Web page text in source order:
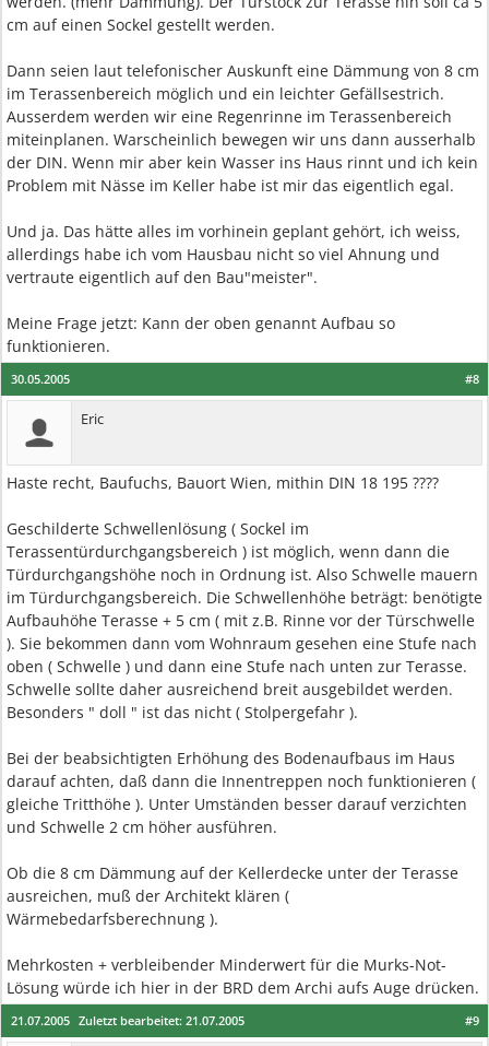
cm auf einen Sockel gestellt werden.
Dann seien laut telefonischer Auskunft eine Dämmung von 8 cm
im Terassenbereich möglich und ein leichter Gefällsestrich.
Ausserdem werden wir eine Regenrinne im Terassenbereich
miteinplanen. Warscheinlich bewegen wir uns dann ausserhalb
der DIN. Wenn mir aber kein Wasser ins Haus rinnt und ich kein
Problem mit Nässe im Keller habe ist mir das eigentlich egal.
Und ja. Das hätte alles im vorhinein geplant gehört, ich weiss,
allerdings habe ich vom Hausbau nicht so viel Ahnung und
vertraute eigentlich auf den Bau"meister".
Meine Frage jetzt: Kann der oben genannt Aufbau so
funktionieren.
#8
30.05.2005
Eric
Haste recht, Baufuchs, Bauort Wien, mithin DIN 18 195 ????
Geschilderte Schwellenlösung ( Sockel im
Terassentürdurchgangsbereich ) ist möglich, wenn dann die
Türdurchgangshöhe noch in Ordnung ist. Also Schwelle mauern
im Türdurchgangsbereich. Die Schwellenhöhe beträgt: benötigte
Aufbauhöhe Terasse + 5 cm ( mit z.B. Rinne vor der Türschwelle
). Sie bekommen dann vom Wohnraum gesehen eine Stufe nach
oben ( Schwelle ) und dann eine Stufe nach unten zur Terasse.
Schwelle sollte daher ausreichend breit ausgebildet werden.
Besonders " doll " ist das nicht ( Stolpergefahr ).
Bei der beabsichtigten Erhöhung des Bodenaufbaus im Haus
darauf achten, daß dann die Innentreppen noch funktionieren (
gleiche Tritthöhe ). Unter Umständen besser darauf verzichten
und Schwelle 2 cm höher ausführen.
Ob die 8 cm Dämmung auf der Kellerdecke unter der Terasse
ausreichen, muß der Architekt klären (
Wärmebedarfsberechnung ).
Mehrkosten + verbleibender Minderwert für die Murks-Not-
Lösung würde ich hier in der BRD dem Archi aufs Auge drücken.
#9
21.07.2005 Zuletzt bearbeitet: 21.07.2005